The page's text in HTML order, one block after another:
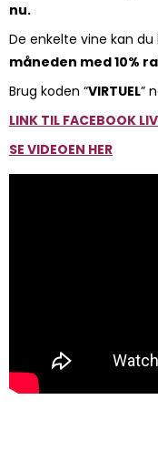
nu.
De enkelte vine kan
måneden med 10%
Brug koden “VIRTUEL”
LINK TIL FACEBOOK
SE VIDEOEN HER